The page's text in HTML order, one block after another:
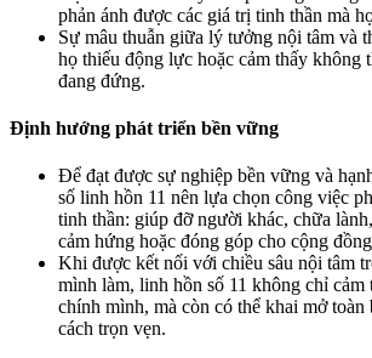
phản ánh được các giá trị tinh thần mà
Sự mâu thuẫn giữa lý tưởng nội tâm và
họ thiếu động lực hoặc cảm thấy không
đang đứng.
Định hướng phát triển bền vững
Để đạt được sự nghiệp bền vững và
số linh hồn 11 nên lựa chọn công việc
tinh thần: giúp đỡ người khác, chữa
cảm hứng hoặc đóng góp cho cộng
Khi được kết nối với chiều sâu nội tâm
mình làm, linh hồn số 11 không chỉ cảm
chính mình, mà còn có thể khai mở toàn
cách trọn vẹn.